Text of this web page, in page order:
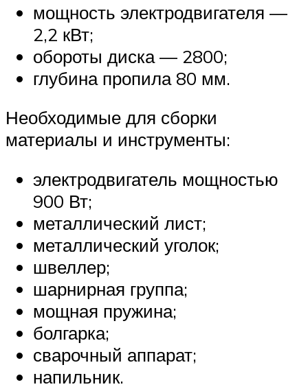
мощность электродвигателя —
2,2 кВт;
обороты диска — 2800;
глубина пропила 80 мм.
Необходимые для сборки
материалы и инструменты:
электродвигатель мощностью
900 Вт;
металлический лист;
металлический уголок;
швеллер;
шарнирная группа;
мощная пружина;
болгарка;
сварочный аппарат;
напильник.